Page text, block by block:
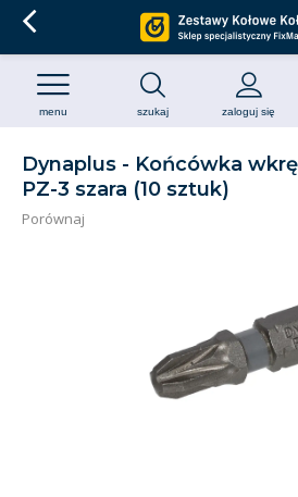
szukaj zaloguj się
menu
Dynaplus - Końcówka
PZ-3 szara (10 sztuk)
Porównaj